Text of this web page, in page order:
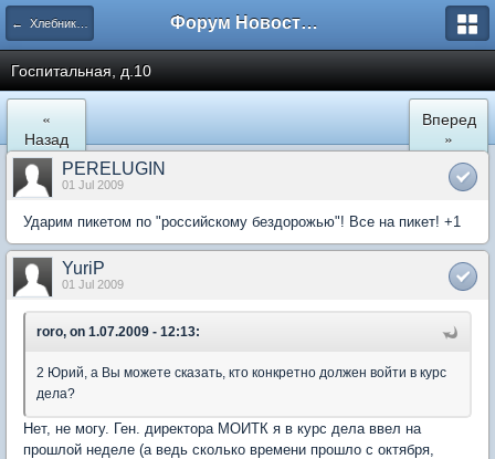
← Хлебниково Форум Новостройки
Госпитальная, д.10
«
Назад
Вперед
»
PERELUGIN
01 Jul 2009
Ударим пикетом по "российскому бездорожью"! Все на пикет! +1
YuriP
01 Jul 2009
roro, on 1.07.2009 - 12:13:
2 Юрий, а Вы можете сказать, кто конкретно должен войти в курс
дела?
Нет, не могу. Ген. директора МОИТК я в курс дела ввел на
прошлой неделе (а ведь сколько времени прошло с октября,